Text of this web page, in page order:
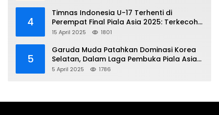
4
Timnas Indonesia U-17 Terhenti di
Perempat Final Piala Asia 2025: Terkecoh
Korea Utara
15 April 2025 1801
5
Garuda Muda Patahkan Dominasi Korea
Selatan, Dalam Laga Pembuka Piala Asia
2025 U-17
5 April 2025 1786